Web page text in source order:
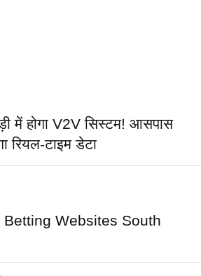
में होगा V2V सिस्टम! आसपास
रियल-टाइम डेटा
Websites South